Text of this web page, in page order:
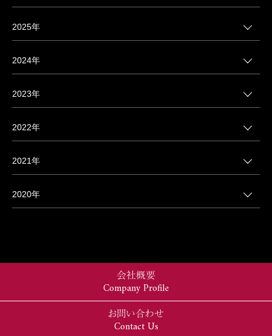
2025年
2024年
2023年
2022年
2021年
2020年
会社概要
Company Profile
お問い合わせ
Contact Us